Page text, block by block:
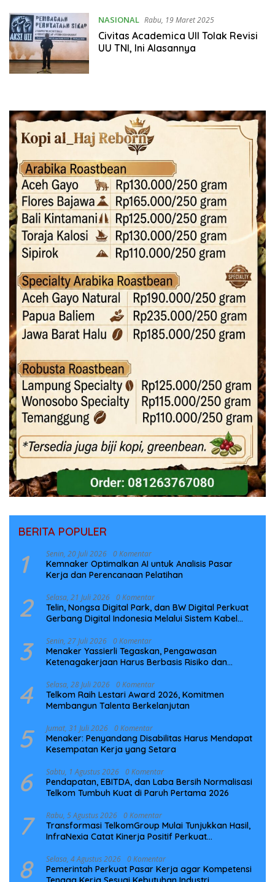
NASIONAL Rabu, 19 Maret 2025
Civitas Academica UII Tolak Revisi
UU TNI, Ini Alasannya
BERITA POPULER
1 Senin, 20 Juli 2026 0 Komentar
Kemnaker Optimalkan AI untuk Analisis Pasar
Kerja dan Perencanaan Pelatihan
2 Selasa, 21 Juli 2026 0 Komentar
Telin, Nongsa Digital Park, dan BW Digital Perkuat
Gerbang Digital Indonesia Melalui Sistem Kabel
3 Senin, 27 Juli 2026 0 Komentar
Menaker Yassierli Tegaskan, Pengawasan
Ketenagakerjaan Harus Berbasis Risiko dan
4 Selasa, 28 Juli 2026 0 Komentar
Telkom Raih Lestari Award 2026, Komitmen
Membangun Talenta Berkelanjutan
5 Jumat, 31 Juli 2026 0 Komentar
Menaker: Penyandang Disabilitas Harus Mendapat
Kesempatan Kerja yang Setara
6 Sabtu, 1 Agustus 2026 0 Komentar
Pendapatan, EBITDA, dan Laba Bersih Normalisasi
Telkom Tumbuh Kuat di Paruh Pertama 2026
7 Rabu, 5 Agustus 2026 0 Komentar
Transformasi TelkomGroup Mulai Tunjukkan Hasil,
InfraNexia Catat Kinerja Positif Perkuat
8 Selasa, 4 Agustus 2026 0 Komentar
Pemerintah Perkuat Pasar Kerja agar Kompetensi